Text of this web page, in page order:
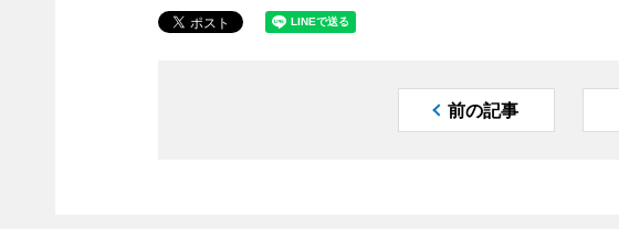
前の記事